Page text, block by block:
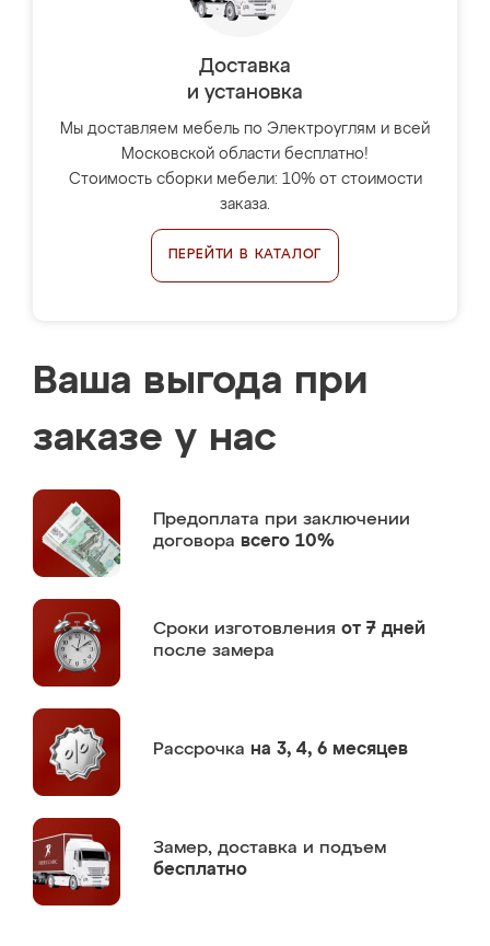
Доставка
и установка
Мы доставляем мебель по Электроуглям и всей
Московской области бесплатно!
Стоимость сборки мебели: 10% от стоимости
заказа.
ПЕРЕЙТИ В КАТАЛОГ
Ваша выгода при
заказе у нас
Предоплата при заключении
договора всего 10%
Сроки изготовления от 7 дней
после замера
Рассрочка на 3, 4, 6 месяцев
Замер, доставка и подъем
бесплатно